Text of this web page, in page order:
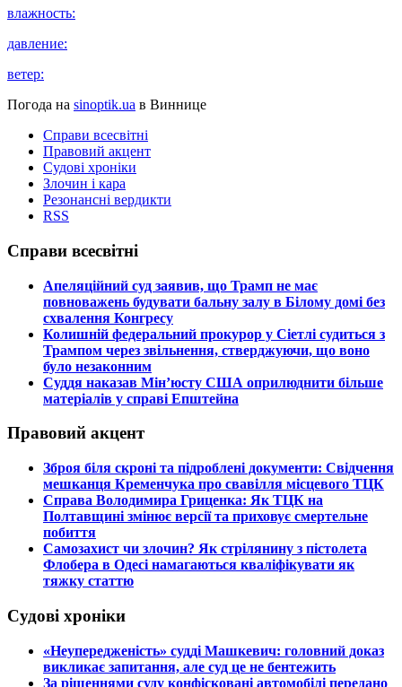
влажность:
давление:
ветер:
Погода на sinoptik.ua в Виннице
Справи всесвітні
Правовий акцент
Судові хроніки
Злочин і кара
Резонансні вердикти
RSS
Справи всесвітні
​Апеляційний суд заявив, що Трамп не має
повноважень будувати бальну залу в Білому домі без
схвалення Конгресу
​Колишній федеральний прокурор у Сіетлі судиться з
Трампом через звільнення, стверджуючи, що воно
було незаконним
​Суддя наказав Мін’юсту США оприлюднити більше
матеріалів у справі Епштейна
Правовий акцент
​Зброя біля скроні та підроблені документи: Свідчення
мешканця Кременчука про свавілля місцевого ТЦК
​Справа Володимира Гриценка: Як ТЦК на
Полтавщині змінює версії та приховує смертельне
побиття
​Самозахист чи злочин? Як стрілянину з пістолета
Флобера в Одесі намагаються кваліфікувати як
тяжку статтю
Судові хроніки
​«Неупередженість» судді Машкевич: головний доказ
викликає запитання, але суд це не бентежить
​За рішеннями суду конфісковані автомобілі передано